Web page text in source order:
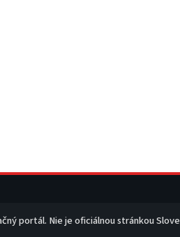
portál. Nie je oficiálnou stránkou